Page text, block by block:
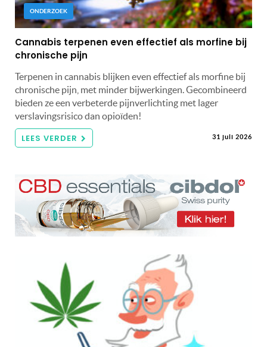
ONDERZOEK
Cannabis terpenen even effectief als morfine bij
chronische pijn
Terpenen in cannabis blijken even effectief als morfine bij
chronische pijn, met minder bijwerkingen. Gecombineerd
bieden ze een verbeterde pijnverlichting met lager
verslavingsrisico dan opioïden!
LEES VERDER 31 juli 2026